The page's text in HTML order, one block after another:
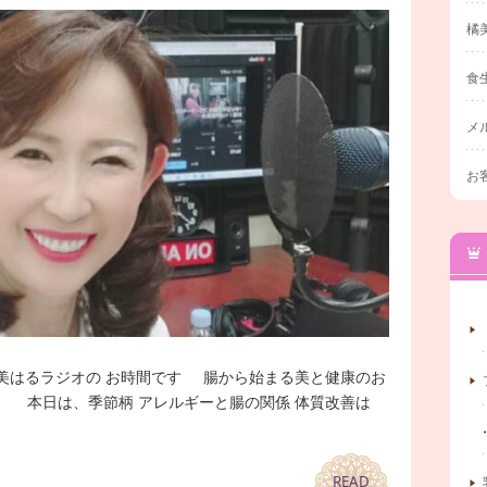
はるラジオの お時間です 腸から始まる美と健康のお
本日は、季節柄 アレルギーと腸の関係 体質改善は
READ
READ
橘
食
メ
お